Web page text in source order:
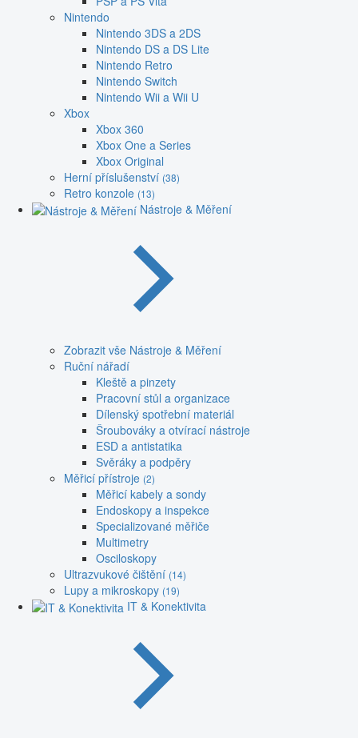
Nintendo
Nintendo 3DS a 2DS
Nintendo DS a DS Lite
Nintendo Retro
Nintendo Switch
Nintendo Wii a Wii U
Xbox
Xbox 360
Xbox One a Series
Xbox Original
Herní příslušenství (38)
Retro konzole (13)
Nástroje & Měření
Zobrazit vše Nástroje & Měření
Ruční nářadí
Kleště a pinzety
Pracovní stůl a organizace
Dílenský spotřební materiál
Šroubováky a otvírací nástroje
ESD a antistatika
Svěráky a podpěry
Měřicí přístroje (2)
Měřicí kabely a sondy
Endoskopy a inspekce
Specializované měřiče
Multimetry
Osciloskopy
Ultrazvukové čištění (14)
Lupy a mikroskopy (19)
IT & Konektivita